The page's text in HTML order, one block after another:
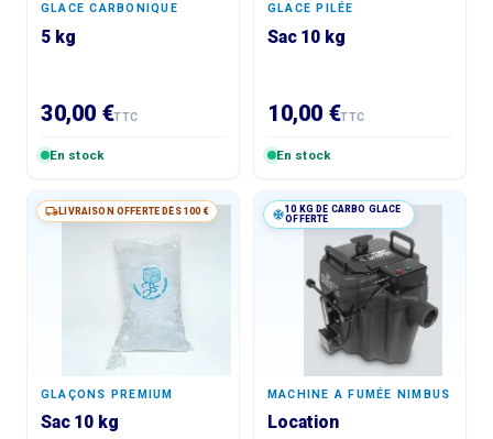
GLACE CARBONIQUE
5 kg
30,00 €TTC
En stock
GLACE PILÉE
Sac 10 kg
10,00 €TTC
En stock
LIVRAISON OFFERTE DÈS 100 €
GLAÇONS PREMIUM
Sac 10 kg
10 KG DE CARBO GLACE
OFFERTE
MACHINE A FUMÉE NIMBUS
Location